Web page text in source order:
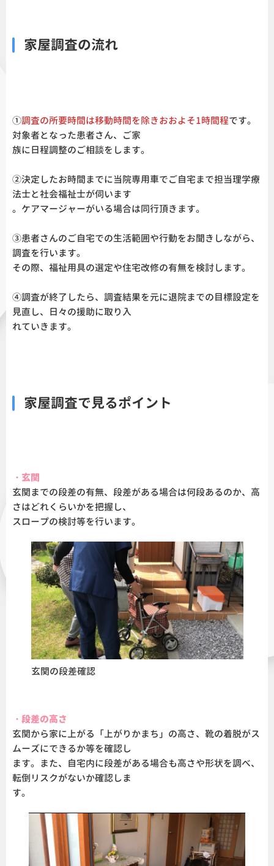
家屋調査の流れ
①調査の所要時間は移動時間を除きおおよそ1時間程です。
対象者となった患者さん、ご家
族に日程調整のご相談をします。
②決定したお時間までに当院専用車でご自宅まで担当理学療
法士と社会福祉士が伺います
。ケアマージャーがいる場合は同行頂きます。
③患者さんのご自宅での生活範囲や行動をお聞きしながら、
調査を行います。
その際、福祉用具の選定や住宅改修の有無を検討します。
④調査が終了したら、調査結果を元に退院までの目標設定を
見直し、日々の援助に取り入
れていきます。
家屋調査で見るポイント
・玄関
玄関までの段差の有無、段差がある場合は何段あるのか、高
さはどれくらいかを把握し、
スロープの検討等を行います。
玄関の段差確認
・段差の高さ
玄関から家に上がる「上がりかまち」の高さ、靴の着脱がス
ムーズにできるか等を確認し
ます。また、自宅内に段差がある場合も高さや形状を調べ、
転倒リスクがないか確認しま
す。